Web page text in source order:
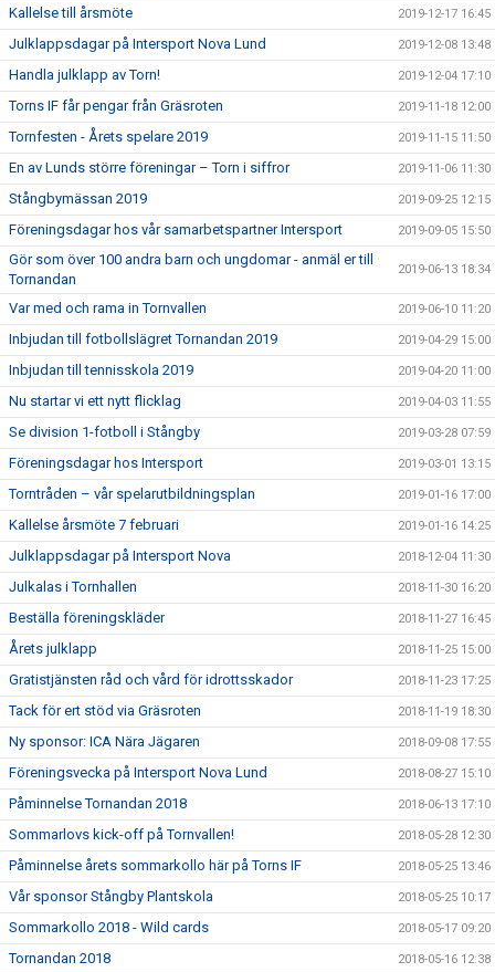
Kallelse till årsmöte 2019-12-17 16:45
Julklappsdagar på Intersport Nova Lund 2019-12-08 13:48
Handla julklapp av Torn! 2019-12-04 17:10
Torns IF får pengar från Gräsroten 2019-11-18 12:00
Tornfesten - Årets spelare 2019 2019-11-15 11:50
En av Lunds större föreningar – Torn i siffror 2019-11-06 11:30
Stångbymässan 2019 2019-09-25 12:15
Föreningsdagar hos vår samarbetspartner Intersport 2019-09-05 15:50
Gör som över 100 andra barn och ungdomar - anmäl er till
Tornandan
2019-06-13 18:34
Var med och rama in Tornvallen 2019-06-10 11:20
Inbjudan till fotbollslägret Tornandan 2019 2019-04-29 15:00
Inbjudan till tennisskola 2019 2019-04-20 11:00
Nu startar vi ett nytt flicklag 2019-04-03 11:55
Se division 1-fotboll i Stångby 2019-03-28 07:59
Föreningsdagar hos Intersport 2019-03-01 13:15
Torntråden – vår spelarutbildningsplan 2019-01-16 17:00
Kallelse årsmöte 7 februari 2019-01-16 14:25
Julklappsdagar på Intersport Nova 2018-12-04 11:30
Julkalas i Tornhallen 2018-11-30 16:20
Beställa föreningskläder 2018-11-27 16:45
Årets julklapp 2018-11-25 15:00
Gratistjänsten råd och vård för idrottsskador 2018-11-23 17:25
Tack för ert stöd via Gräsroten 2018-11-19 18:30
Ny sponsor: ICA Nära Jägaren 2018-09-08 17:55
Föreningsvecka på Intersport Nova Lund 2018-08-27 15:10
Påminnelse Tornandan 2018 2018-06-13 17:10
Sommarlovs kick-off på Tornvallen! 2018-05-28 12:30
Påminnelse årets sommarkollo här på Torns IF 2018-05-25 13:46
Vår sponsor Stångby Plantskola 2018-05-25 10:17
Sommarkollo 2018 - Wild cards 2018-05-17 09:20
Tornandan 2018 2018-05-16 12:38